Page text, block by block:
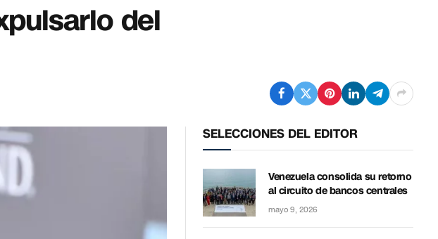
del
SELECCIONES DEL EDITOR
Venezuela consolida su retorno
al circuito de bancos centrales
mayo 9, 2026